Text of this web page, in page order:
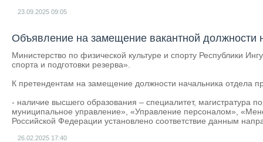
23.09.2025 09:05
Объявление на замещение вакантной должности
Министерство по физической культуре и спорту Республики
спорта и подготовки резерва».
К претендентам на замещение должности начальника отдела
- наличие высшего образования – специалитет, магистратура
муниципальное управление», «Управление персоналом»,
Российской Федерации установлено соответствие данным
26.02.2025 17:40